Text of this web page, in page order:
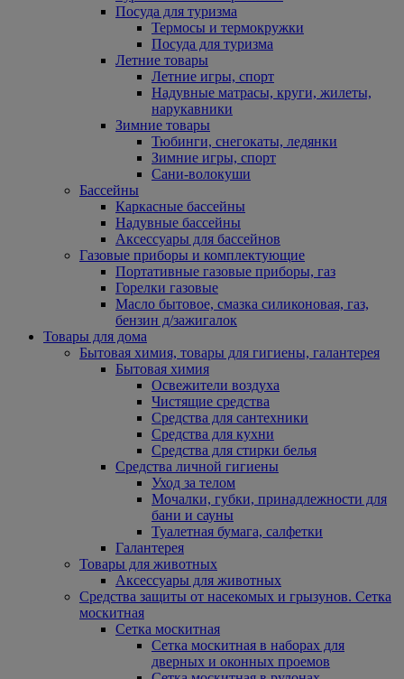
Посуда для туризма
Термосы и термокружки
Посуда для туризма
Летние товары
Летние игры, спорт
Надувные матрасы, круги, жилеты,
нарукавники
Зимние товары
Тюбинги, снегокаты, ледянки
Зимние игры, спорт
Сани-волокуши
Бассейны
Каркасные бассейны
Надувные бассейны
Аксессуары для бассейнов
Газовые приборы и комплектующие
Портативные газовые приборы, газ
Горелки газовые
Масло бытовое, смазка силиконовая, газ,
бензин д/зажигалок
Товары для дома
Бытовая химия, товары для гигиены, галантерея
Бытовая химия
Освежители воздуха
Чистящие средства
Средства для сантехники
Средства для кухни
Средства для стирки белья
Средства личной гигиены
Уход за телом
Мочалки, губки, принадлежности для
бани и сауны
Туалетная бумага, салфетки
Галантерея
Товары для животных
Аксессуары для животных
Средства защиты от насекомых и грызунов. Сетка
москитная
Сетка москитная
Сетка москитная в наборах для
дверных и оконных проемов